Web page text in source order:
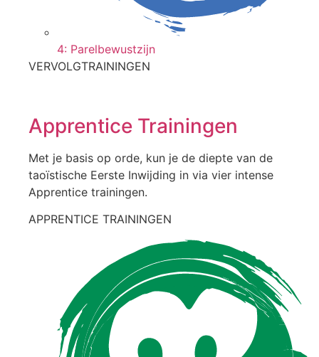
4: Parelbewustzijn
VERVOLGTRAININGEN
Apprentice Trainingen
Met je basis op orde, kun je de diepte van de
taoïstische Eerste Inwijding in via vier intense
Apprentice trainingen.
APPRENTICE TRAININGEN